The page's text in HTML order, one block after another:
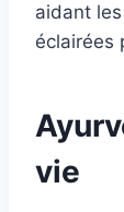
aidant
éclairées
vie